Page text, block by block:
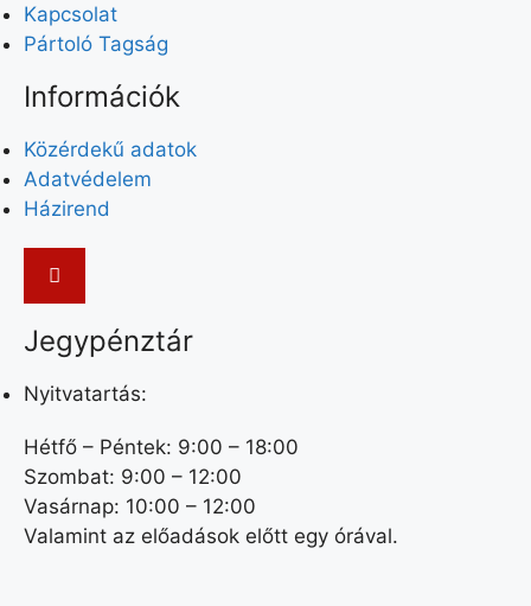
Kapcsolat
Pártoló Tagság
Információk
Közérdekű adatok
Adatvédelem
Házirend
Jegypénztár
Nyitvatartás:
Hétfő – Péntek: 9:00 – 18:00
Szombat: 9:00 – 12:00
Vasárnap: 10:00 – 12:00
Valamint az előadások előtt egy órával.